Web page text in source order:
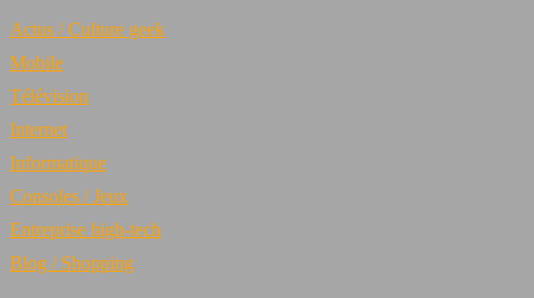
Actus / Culture geek
Mobile
Télévision
Internet
Informatique
Consoles / Jeux
Entreprise high-tech
Blog / Shopping